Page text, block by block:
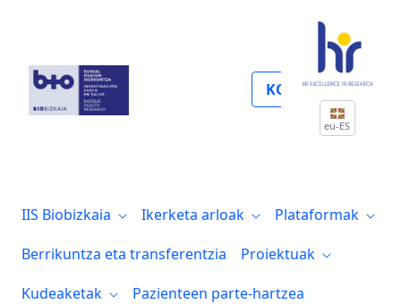
KOLABORATU
eu-ES
IIS Biobizkaia Ikerketa arloak
Plataformak
Berrikuntza eta transferentzia
Proiektuak
Kudeaketak
Pazienteen parte-hartzea